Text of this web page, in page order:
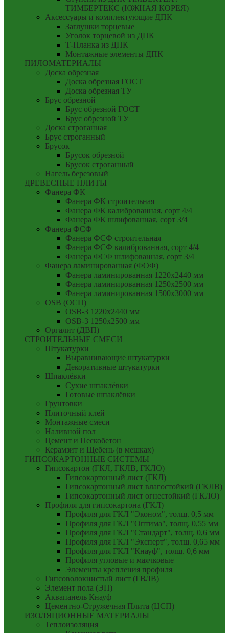
ТИМБЕРТЕКС (ЮЖНАЯ КОРЕЯ)
Аксессуары и комплектующие ДПК
Заглушки торцевые
Уголок торцевой из ДПК
Т-Планка из ДПК
Монтажные элементы ДПК
ПИЛОМАТЕРИАЛЫ
Доска обрезная
Доска обрезная ГОСТ
Доска обрезная ТУ
Брус обрезной
Брус обрезной ГОСТ
Брус обрезной ТУ
Доска строганная
Брус строганный
Брусок
Брусок обрезной
Брусок строганный
Нагель березовый
ДРЕВЕСНЫЕ ПЛИТЫ
Фанера ФК
Фанера ФК строительная
Фанера ФК калиброванная, сорт 4/4
Фанера ФК шлифованная, сорт 3/4
Фанера ФСФ
Фанера ФСФ строительная
Фанера ФСФ калиброванная, сорт 4/4
Фанера ФСФ шлифованная, сорт 3/4
Фанера ламинированная (ФОФ)
Фанера ламинированная 1220x2440 мм
Фанера ламинированная 1250x2500 мм
Фанера ламинированная 1500x3000 мм
OSB (ОСП)
OSB-3 1220x2440 мм
OSB-3 1250x2500 мм
Оргалит (ДВП)
СТРОИТЕЛЬНЫЕ СМЕСИ
Штукатурки
Выравнивающие штукатурки
Декоративные штукатурки
Шпаклёвки
Сухие шпаклёвки
Готовые шпаклёвки
Грунтовки
Плиточный клей
Монтажные смеси
Наливной пол
Цемент и Пескобетон
Керамзит и Щебень (в мешках)
ГИПСОКАРТОННЫЕ СИСТЕМЫ
Гипсокартон (ГКЛ, ГКЛВ, ГКЛО)
Гипсокартонный лист (ГКЛ)
Гипсокартонный лист влагостойкий (ГКЛВ)
Гипсокартонный лист огнестойкий (ГКЛО)
Профиля для гипсокартона (ГКЛ)
Профиля для ГКЛ "Эконом", толщ. 0,5 мм
Профиля для ГКЛ "Оптима", толщ. 0,55 мм
Профиля для ГКЛ "Стандарт", толщ. 0,6 мм
Профиля для ГКЛ "Эксперт", толщ. 0,65 мм
Профиля для ГКЛ "Кнауф", толщ. 0,6 мм
Профиля угловые и маячковые
Элементы крепления профиля
Гипсоволокнистый лист (ГВЛВ)
Элемент пола (ЭП)
Аквапанель Кнауф
Цементно-Стружечная Плита (ЦСП)
ИЗОЛЯЦИОННЫЕ МАТЕРИАЛЫ
Теплоизоляция